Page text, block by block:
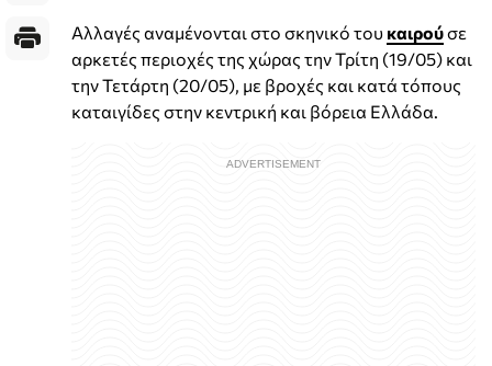
Αλλαγές αναμένονται στο σκηνικό του καιρούσε
αρκετές περιοχές της χώρας την Τρίτη (19/05) και
την Τετάρτη (20/05), με βροχές και κατά τόπους
καταιγίδες στην κεντρική και βόρεια Ελλάδα.